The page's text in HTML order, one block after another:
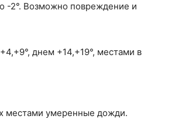
-2°. Возможно повреждение и
днем +14,+19°, местами в
местами умеренные дожди.